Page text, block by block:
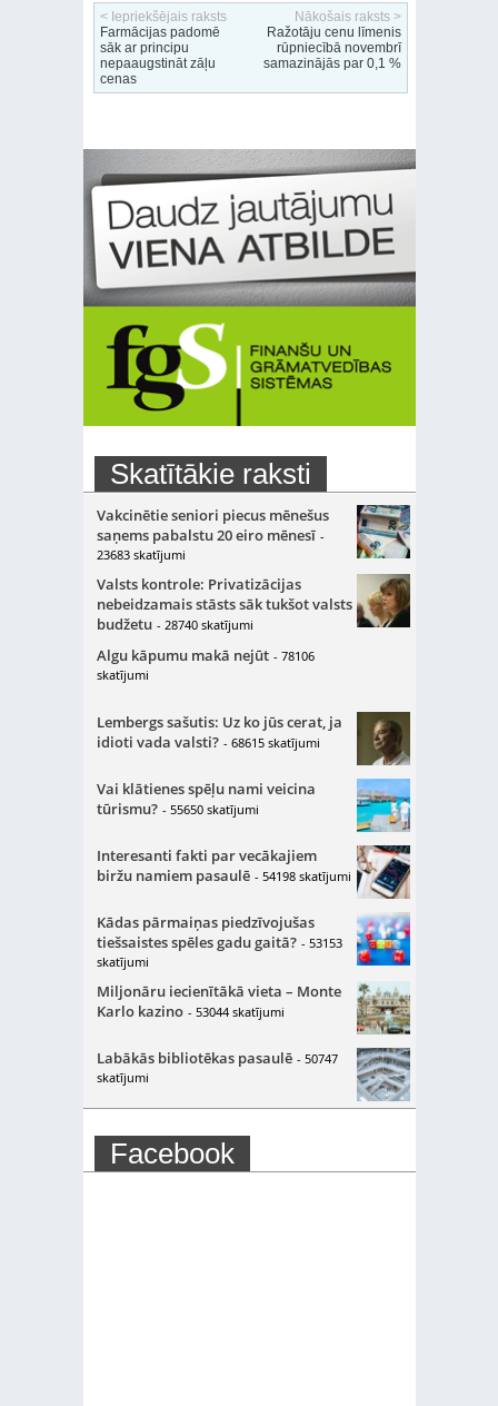
< Iepriekšējais raksts
Farmācijas padomē
sāk ar principu
nepaaugstināt zāļu
cenas
Nākošais raksts >
Ražotāju cenu līmenis
rūpniecībā novembrī
samazinājās par 0,1 %
Skatītākie raksti
Vakcinētie seniori piecus mēnešus
saņems pabalstu 20 eiro mēnesī -
23683 skatījumi
Valsts kontrole: Privatizācijas
nebeidzamais stāsts sāk tukšot valsts
budžetu - 28740 skatījumi
Algu kāpumu makā nejūt - 78106
skatījumi
Lembergs sašutis: Uz ko jūs cerat, ja
idioti vada valsti? - 68615 skatījumi
Vai klātienes spēļu nami veicina
tūrismu? - 55650 skatījumi
Interesanti fakti par vecākajiem
biržu namiem pasaulē - 54198 skatījumi
Kādas pārmaiņas piedzīvojušas
tiešsaistes spēles gadu gaitā? - 53153
skatījumi
Miljonāru iecienītākā vieta – Monte
Karlo kazino - 53044 skatījumi
Labākās bibliotēkas pasaulē - 50747
skatījumi
Facebook